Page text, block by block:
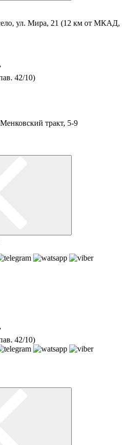
ул. Мира, 21 (12 км от МКАД,
42/10)
тракт, 5-9
42/10)